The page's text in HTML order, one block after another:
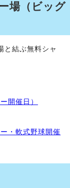
場（ビッグ
と結ぶ無料シャ
開催日）
・軟式野球開催